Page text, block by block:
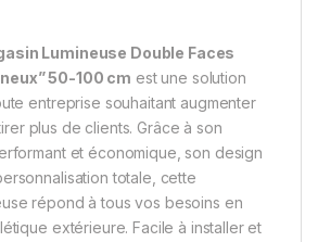
Lumineuse Double Faces
50-100 cm est une solution
entreprise souhaitant augmenter
plus de clients. Grâce à son
et économique, son design
totale, cette
répond à tous vos besoins en
extérieure. Facile à installer et